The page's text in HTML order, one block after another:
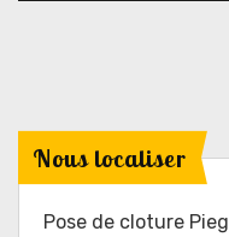
Nous localiser
Pose de cloture